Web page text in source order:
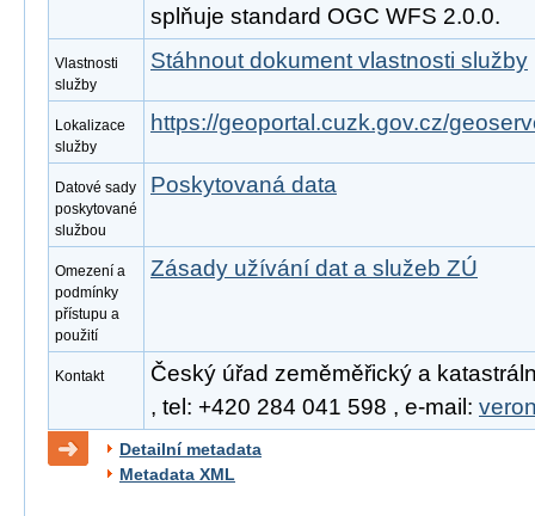
splňuje standard OGC WFS 2.0.0.
Vlastnosti
služby
Stáhnout dokument vlastnosti služby
Lokalizace
služby
https://geoportal.cuzk.gov.cz/
Datové sady
poskytované
službou
Poskytovaná data
Omezení a
podmínky
přístupu a
použití
Zásady užívání dat a služeb ZÚ
Kontakt
Český úřad zeměměřický a
, tel: +420 284 041 598 , e-mail:
Detailní metadata
Metadata XML